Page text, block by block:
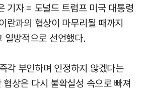
기자 = 도널드 트럼프 미국 대통령
란과의 협상이 마무리될 때까지
일방적으로 선언했다.
각 부인하며 인정하지 않겠다는
상은 다시 불확실성 속으로 빠져